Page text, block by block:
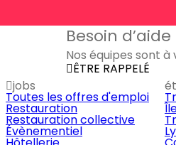
Besoin d’aide
Nos équipes sont
ÊTRE RAPPELÉ
jobs
Toutes les offres d'emploi
Restauration
Restauration collective
Évènementiel